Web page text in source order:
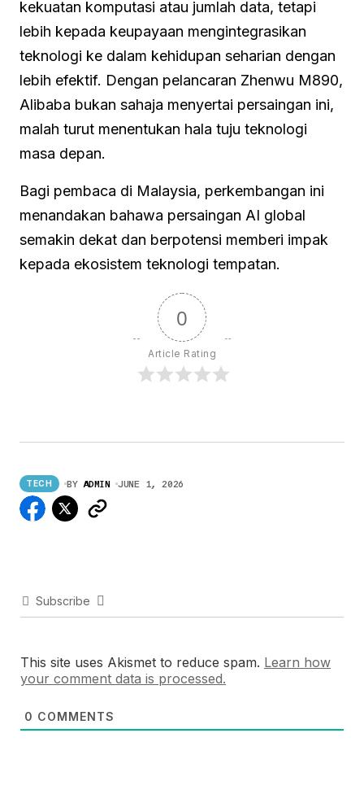
kekuatan komputasi atau jumlah data, tetapi
lebih kepada keupayaan mengintegrasikan
teknologi ke dalam kehidupan seharian dengan
lebih efektif. Dengan pelancaran Zhenwu M890,
Alibaba bukan sahaja menyertai persaingan ini,
malah turut menentukan hala tuju teknologi
masa depan.
Bagi pembaca di Malaysia, perkembangan ini
menandakan bahawa persaingan AI global
semakin dekat dan berpotensi memberi impak
kepada ekosistem teknologi tempatan.
0
Article Rating
TECH BY ADMIN JUNE 1, 2026
Subscribe
This site uses Akismet to reduce spam. Learn how
your comment data is processed.
0 COMMENTS